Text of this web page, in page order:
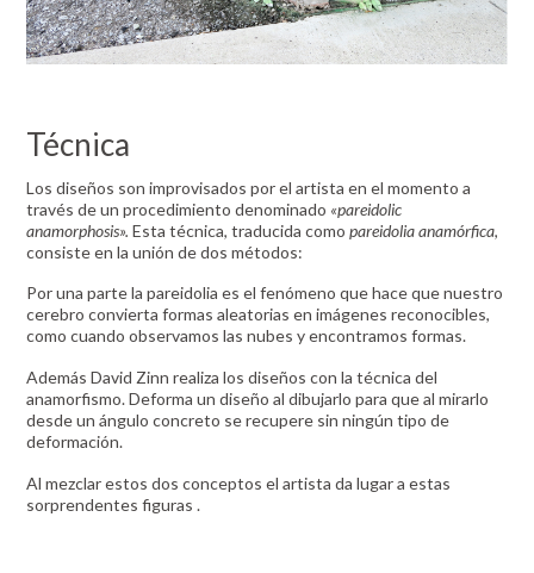
Técnica
Los diseños son improvisados por el artista en el momento a
través de un procedimiento denominado «pareidolic
anamorphosis».Esta técnica, traducida como pareidolia anamórfica,
consiste en la unión de dos métodos:
Por una parte la pareidolia es el fenómeno que hace que nuestro
cerebro convierta formas aleatorias en imágenes reconocibles,
como cuando observamos las nubes y encontramos formas.
Además David Zinn realiza los diseños con la técnica del
anamorfismo. Deforma un diseño al dibujarlo para que al mirarlo
desde un ángulo concreto se recupere sin ningún tipo de
deformación.
Al mezclar estos dos conceptos el artista da lugar a estas
sorprendentes figuras .